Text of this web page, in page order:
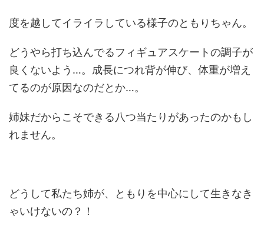
度を越してイライラしている様子のともりちゃん。
どうやら打ち込んでるフィギュアスケートの調子が
良くないよう…。成長につれ背が伸び、体重が増え
てるのが原因なのだとか…。
姉妹だからこそできる八つ当たりがあったのかもし
れません。
どうして私たち姉が、ともりを中心にして生きなき
ゃいけないの？！